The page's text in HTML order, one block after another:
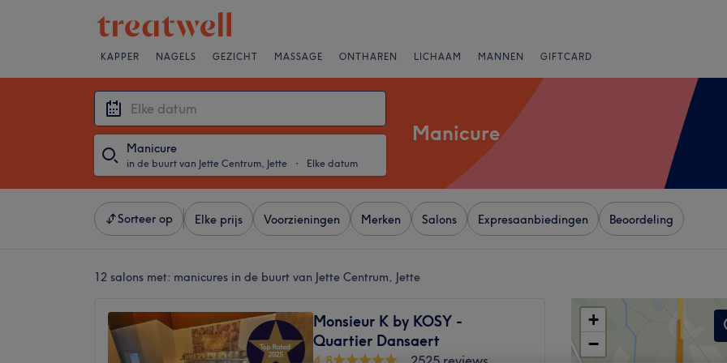
KAPPER NAGELS GEZICHT MASSAGE ONTHAREN LICHAAM MANNEN GIFTCARD
Manicure
in de buurt van Jette Centrum, Jette ・ Elke datum
Manicure
Sorteer op Elke prijs Voorzieningen Merken Salons Expresaanbiedingen Beoordeling
12 salons met: manicures in de buurt van Jette Centrum, Jette
Monsieur K by KOSY -
Quartier Dansaert
+
−